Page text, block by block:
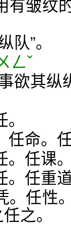
皱纹
”。
ㄥˇ
欲其纵
命。
。任课
。任重
任性
之。